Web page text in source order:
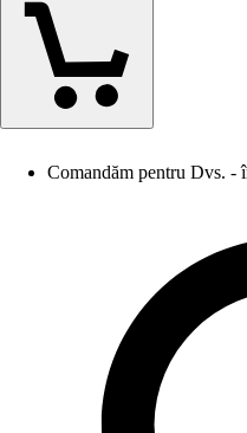
Comandăm pentru Dvs. -